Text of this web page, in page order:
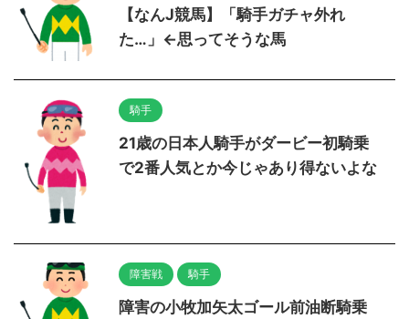
【なんJ競馬】「騎手ガチャ外れ
た…」←思ってそうな馬
騎手
21歳の日本人騎手がダービー初騎乗
で2番人気とか今じゃあり得ないよな
障害戦 騎手
障害の小牧加矢太ゴール前油断騎乗